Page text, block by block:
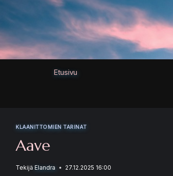
Etusivu
KLAANITTOMIEN TARINAT
Aave
Tekijä Elandra 27.12.2025 16:00